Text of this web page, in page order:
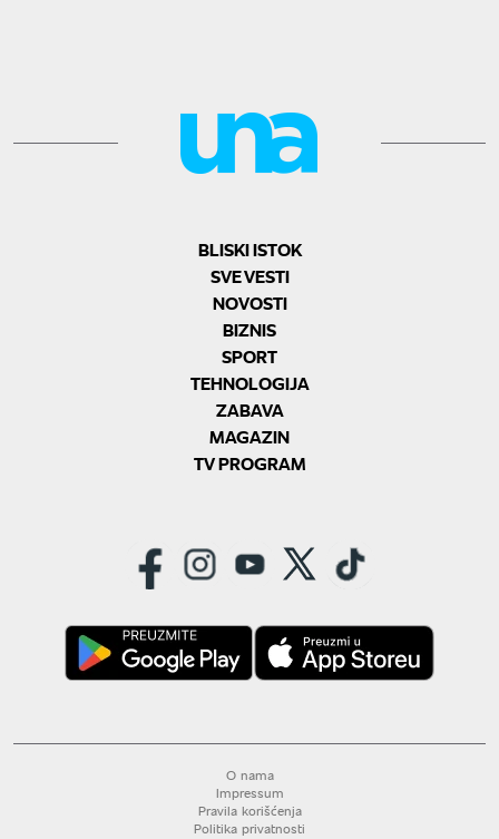
BLISKI ISTOK
SVE VESTI
NOVOSTI
BIZNIS
SPORT
TEHNOLOGIJA
ZABAVA
MAGAZIN
TV PROGRAM
O nama
Impressum
Pravila korišćenja
Politika privatnosti